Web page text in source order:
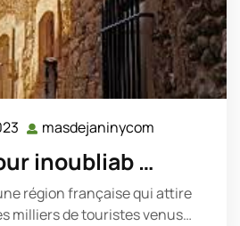
16
avril
2023
masdejaninycom
inoubliab …
région française qui attire
milliers de touristes venus…